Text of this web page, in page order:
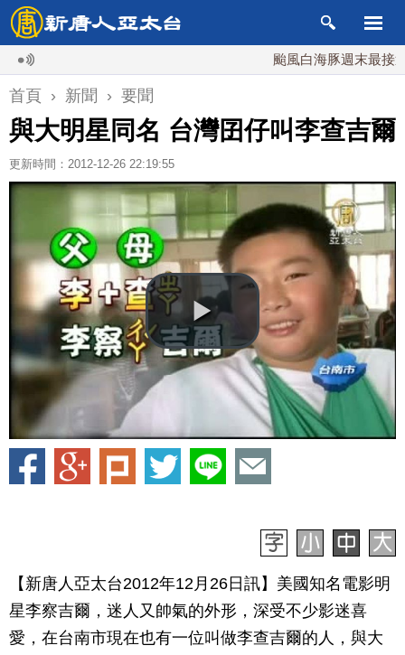
颱風白海豚週末最接近台灣
首頁 › 新聞 › 要聞
與大明星同名 台灣囝仔叫李查吉爾
更新時間：2012-12-26 22:19:55
【新唐人亞太台2012年12月26日訊】美國知名電影明
星李察吉爾，迷人又帥氣的外形，深受不少影迷喜
愛，在台南市現在也有一位叫做李查吉爾的人，與大